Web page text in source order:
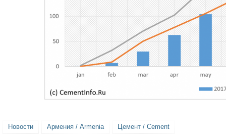
Новости Армения / Armenia Цемент / Cement